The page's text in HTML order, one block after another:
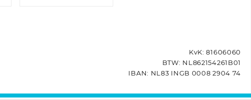
KvK: 81606060
BTW: NL862154261B01
IBAN: NL83 INGB 0008 2904 74